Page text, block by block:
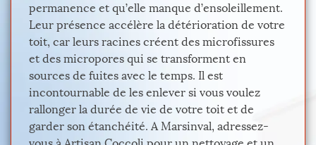
permanence et qu’elle manque d’ensoleillement.
Leur présence accélère la détérioration de votre
toit, car leurs racines créent des microfissures
et des micropores qui se transforment en
sources de fuites avec le temps. Il est
incontournable de les enlever si vous voulez
rallonger la durée de vie de votre toit et de
garder son étanchéité. A Marsinval, adressez-